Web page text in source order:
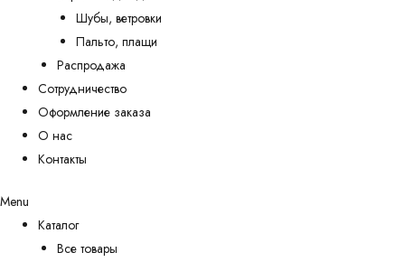
Шубы, ветровки
Пальто, плащи
Распродажа
Сотрудничество
Оформление заказа
О нас
Контакты
Menu
Каталог
Все товары